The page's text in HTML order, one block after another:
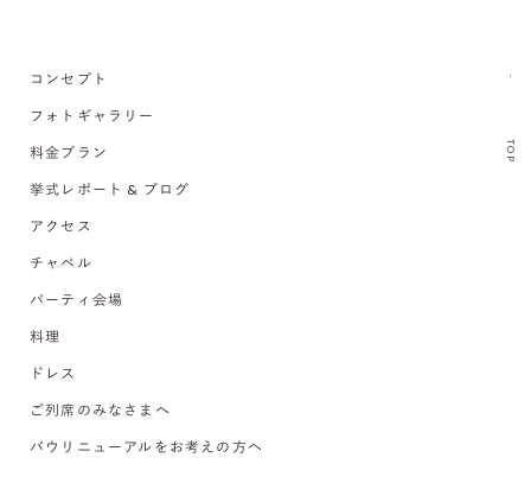
TOP
コンセプト
フォトギャラリー
料金プラン
挙式レポート & ブログ
アクセス
チャペル
パーティ会場
料理
ドレス
ご列席のみなさまへ
バウリニューアルをお考えの方へ